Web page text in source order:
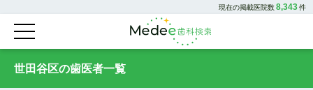
現在の掲載医院数8,343件
世田谷区の歯医者一覧